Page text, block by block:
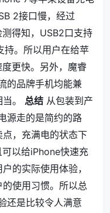
2接口慢，经过
得知，USB2口支持
持。所以用户在给苹
更快。另外，魔睿
的品牌手机均能兼
。 总结 从包装到产
源走的是简约的路
，充满电的状态下
以给iPhone快速充
的实际使用体验，
使用习惯。所以总
还是比较令人满意